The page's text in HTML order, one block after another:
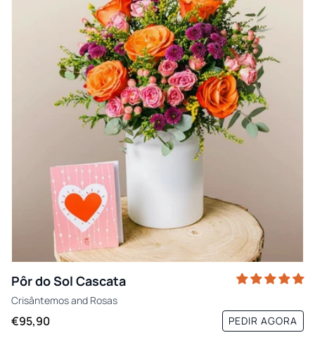
Pôr do Sol Cascata
Crisântemosand Rosas
€95,90 PEDIR AGORA